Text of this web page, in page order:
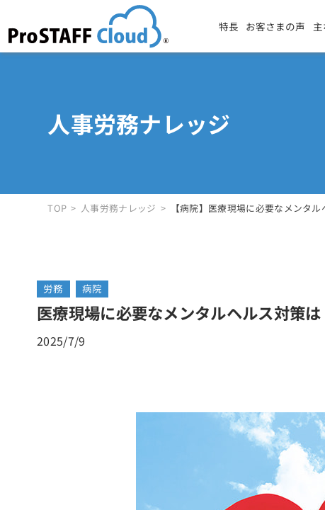
特長 お客さまの声
人事労務ナレッジ
TOP 人事労務ナレッジ 【病院】医療現場に必要なメンタ
労務 病院
医療現場に必要なメンタルヘルス対策
2025/7/9